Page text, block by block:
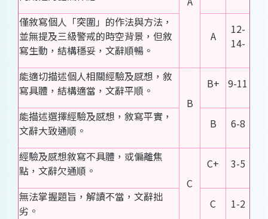
僅敘寫個人「突圍」的作法與方法，
並無提及三級警戒的時空背景，但敘
寫生動，結構穩妥，文辭順暢。
A
12-
14-
能適切描述個人相關經驗及感想，敘
寫具體，結構適當，文辭平順。
B
B+ 9-11
能描述選擇經驗及感想，敘寫平實，
文辭大致通順。
B 6-8
經驗及感想敘寫不具體，或偏離焦
點，文辭欠通順。
C
C+ 3-5
無法掌握題旨，解讀不當，文辭拙
劣。
C 1-2